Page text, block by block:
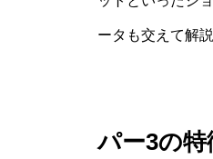
ータも交えて解説
パー3の